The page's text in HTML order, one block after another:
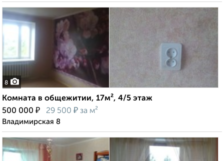
8
Комната в общежитии, 17м², 4/5 этаж
500 000 ₽ 29 500 ₽ за м²
Владимирская 8